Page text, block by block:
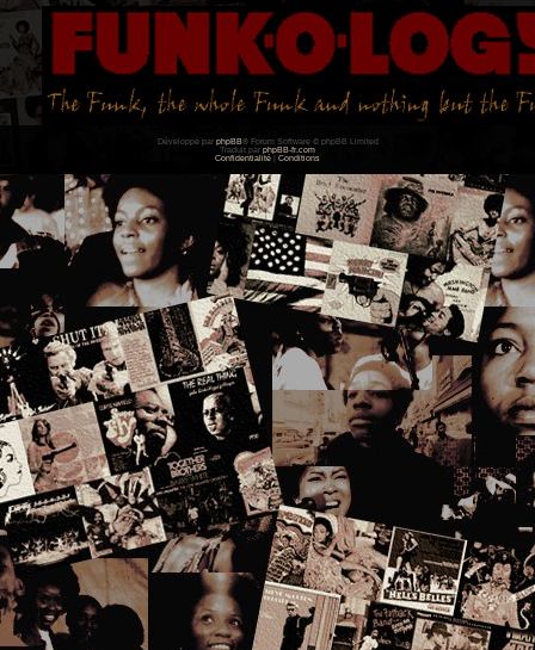
Développé par phpBB® Forum Software © phpBB Limited
Traduit par phpBB-fr.com
Confidentialité
Conditions